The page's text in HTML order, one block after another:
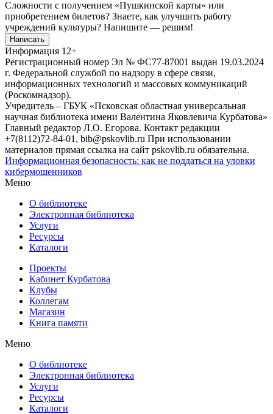
Сложности с получением «Пушкинской карты» или
приобретением билетов? Знаете, как улучшить работу
учреждений культуры? Напишите — решим!
Написать
Информация 12+
Регистрационный номер Эл № ФС77-87001 выдан 19.03.2024
г. Федеральной службой по надзору в сфере связи,
информационных технологий и массовых коммуникаций
(Роскомнадзор).
Учредитель – ГБУК «Псковская областная универсальная
научная библиотека имени Валентина Яковлевича Курбатова»
Главный редактор Л.О. Егорова. Контакт редакции
+7(8112)72-84-01, bib@pskovlib.ru При использовании
материалов прямая ссылка на сайт pskovlib.ru обязательна.
Информационная безопасность: как не поддаться на уловки
кибермошенников
Меню
О библиотеке
Электронная библиотека
Услуги
Ресурсы
Каталоги
Проекты
Кабинет Курбатова
Клубы
Коллегам
Магазин
Книга памяти
Меню
О библиотеке
Электронная библиотека
Услуги
Ресурсы
Каталоги